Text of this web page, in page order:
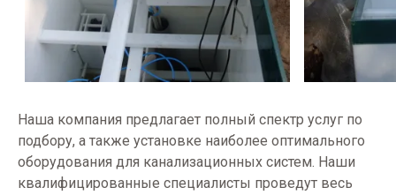
Наша компания предлагает полный спектр услуг по
подбору, а также установке наиболее оптимального
оборудования для канализационных систем. Наши
квалифицированные специалисты проведут весь